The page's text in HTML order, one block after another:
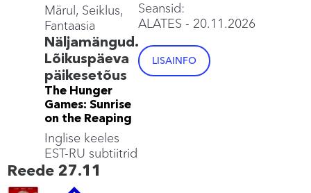
Seansid:
ALATES - 20.11.2026
LISAINFO
Märul, Seiklus,
Fantaasia
Näljamängud.
Lõikuspäeva
päikesetõus
The Hunger
Games: Sunrise
on the Reaping
Inglise keeles
EST-RU subtiitrid
Reede 27.11